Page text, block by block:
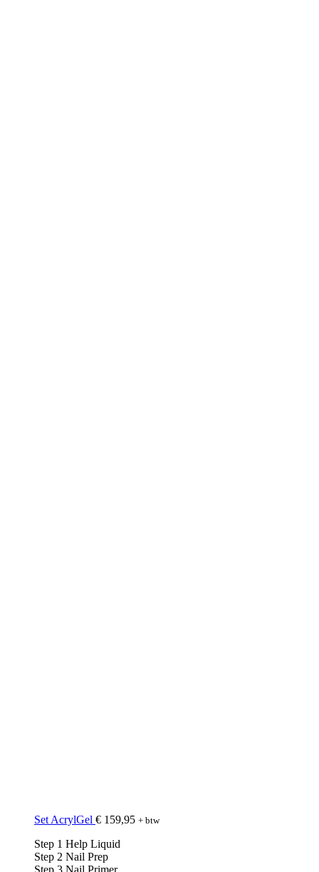
Set AcrylGel € 159,95 + btw
Step 1 Help Liquid
Step 2 Nail Prep